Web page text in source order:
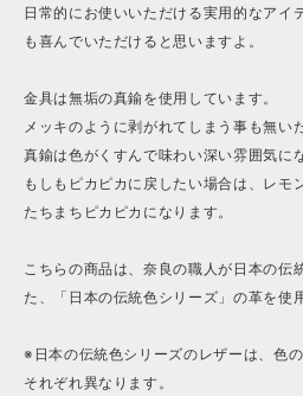
日常的にお使いいただける実用的なアイ
も喜んでいただけると思いますよ。
金具は無垢の真鍮を使用しています。
メッキのように剥がれてしまう事も無い
真鍮は色がくすんで味わい深い雰囲気に
もしもピカピカに戻したい場合は、レモ
たちまちピカピカになります。
こちらの商品は、奈良の職人が日本の伝
た、「日本の伝統色シリーズ」の革を使
※日本の伝統色シリーズのレザーは、色
それぞれ異なります。